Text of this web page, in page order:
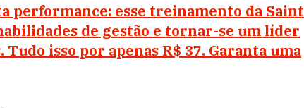
performance: esse treinamento da Saint
de gestão e tornar-se um líder
isso por apenas R$ 37. Garanta uma